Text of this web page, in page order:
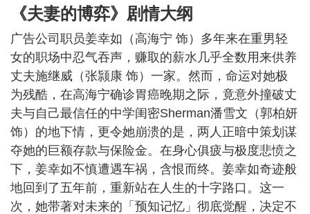
《夫妻的博弈》剧情大纲
广告公司职员姜幸如（高海宁 饰）多年来在重男轻
女的职场中忍气吞声，赚取的薪水几乎全数用来供养
丈夫施继威（张颕康 饰）一家。然而，命运对她极
为残酷，在高海宁确诊胃癌晚期之际，竟意外撞破丈
夫与自己最信任的中学闺密Sherman潘雪文（郭柏妍
饰）的地下情，更令她崩溃的是，两人正暗中策划谋
夺她的巨额存款与保险金。在身心俱疲与极度悲愤之
下，姜幸如不慎遭遇车祸，含恨而终。姜幸如奇迹般
地回到了五年前，重新站在人生的十字路口。这一
次，她带著对未来的「预知记忆」彻底觉醒，决定不